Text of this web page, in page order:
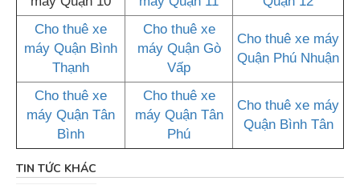
Cho thuê xe
máy Quận Bình
Thạnh
Cho thuê xe
máy Quận Gò
Vấp
Cho thuê xe máy
Quận Phú Nhuận
Cho thuê xe
máy Quận Tân
Bình
Cho thuê xe
máy Quận Tân
Phú
Cho thuê xe máy
Quận Bình Tân
TIN TỨC KHÁC